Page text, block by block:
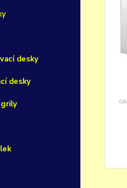
desky
desky